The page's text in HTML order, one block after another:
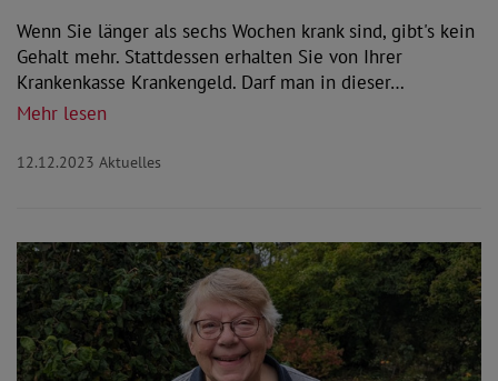
Wenn Sie länger als sechs Wochen krank sind, gibt's kein
Gehalt mehr. Stattdessen erhalten Sie von Ihrer
Krankenkasse Krankengeld. Darf man in dieser…
Mehr lesen
12.12.2023 Aktuelles